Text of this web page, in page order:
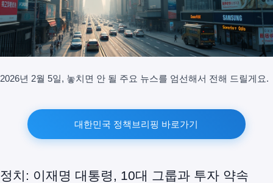
2026년 2월 5일, 놓치면 안 될 주요 뉴스를 엄선해서 전해 드릴게요.
대한민국 정책브리핑 바로가기
정치: 이재명 대통령, 10대 그룹과 투자 약속